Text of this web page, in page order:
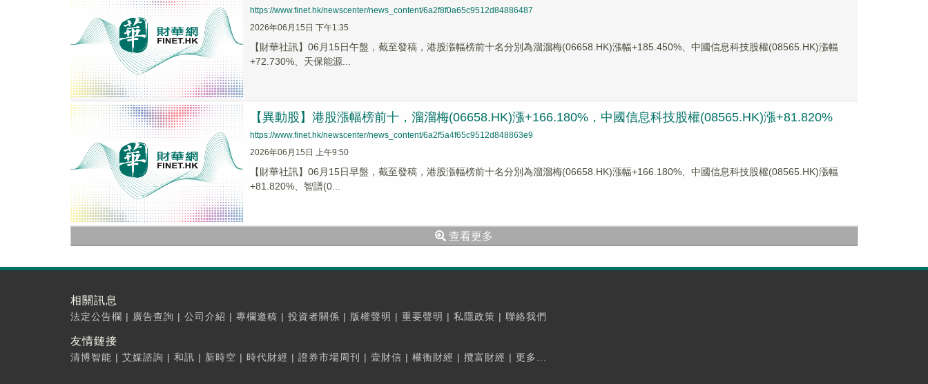
https://www.finet.hk/newscenter/news_content/6a2f8f0a65c9512d84886487
2026年06月15日 下午1:35
【財華社訊】06月15日午盤，截至發稿，港股漲幅榜前十名分別為溜溜梅(06658.HK)漲幅+185.450%、中國信息科技股權(08565.HK)漲幅
+72.730%、天保能源...
【異動股】港股漲幅榜前十，溜溜梅(06658.HK)漲+166.180%，中國信息科技股權(08565.HK)漲+81.820%
https://www.finet.hk/newscenter/news_content/6a2f5a4f65c9512d848863e9
2026年06月15日 上午9:50
【財華社訊】06月15日早盤，截至發稿，港股漲幅榜前十名分別為溜溜梅(06658.HK)漲幅+166.180%、中國信息科技股權(08565.HK)漲幅
+81.820%、智譜(0...
查看更多
相關訊息
法定公告欄 | 廣告查詢 | 公司介紹 | 專欄邀稿 | 投資者關係 | 版權聲明 | 重要聲明 | 私隱政策 | 聯絡我們
友情鏈接
清博智能 | 艾媒諮詢 | 和訊 | 新時空 | 時代財經 | 證券市場周刊 | 壹財信 | 權衡財經 | 攬富財經 | 更多...